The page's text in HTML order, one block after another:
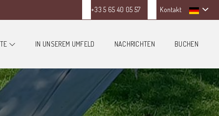
Kontakt
+33 5 65 40 05 57
IN UNSEREM UMFELD NACHRICHTEN BUCHEN